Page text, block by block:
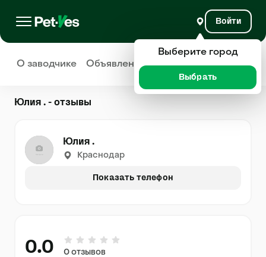
Войти
О заводчике Объявления Отзывы
Юлия . - отзывы
Юлия .
Краснодар
Показать телефон
0.0 0 отзывов
Выберите город
Выбрать